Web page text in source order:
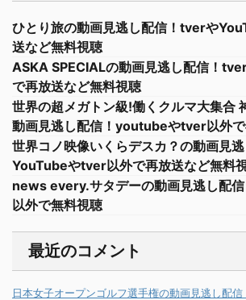
ひとり旅の動画見逃し配信！tverや
送など無料視聴
ASKA SPECIALの動画見逃し配信！
で再放送など無料視聴
世界の超メガトン級!働くクルマ大集合
動画見逃し配信！youtubeやtver以外
世界コノ映像いくらデスカ？の動画見逃
YouTubeやtver以外で再放送など無料
news every.サタデーの動画見逃し配
以外で無料視聴
最近のコメント
日本女子オープンゴルフ選手権の動画見逃し配信